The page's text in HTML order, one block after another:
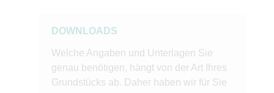
DOWNLOADS
Welche Angaben und Unterlagen Sie
genau benötigen, hängt von der Art Ihres
Grundstücks ab. Daher haben wir für Sie